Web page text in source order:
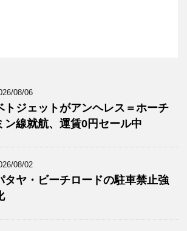
08/06
トジェットがアンヘレス＝ホーチ
ン線就航、運賃0円セール中
08/02
タヤ・ビーチロードの駐車禁止強